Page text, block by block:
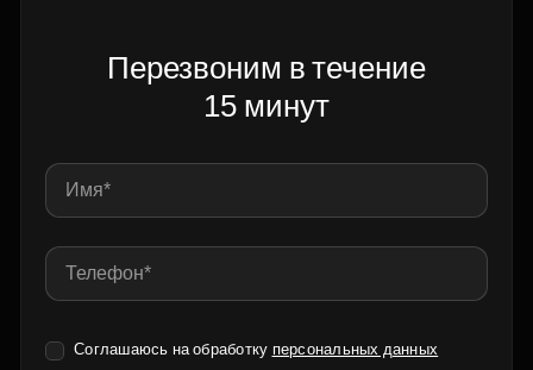
Перезвоним в течение
15 минут
Соглашаюсь на обработку персональных данных